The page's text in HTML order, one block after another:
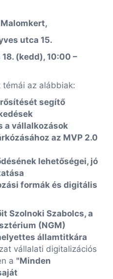
utca 15.
(kedd), 10:00 –
az alábbiak:
segítő
a vállalkozások
az MVP 2.0
lehetőségei, jó
formák és digitális
Szolnoki Szabolcs, a
(NGM)
államtitkára
vállalati digitalizációs
a "Minden